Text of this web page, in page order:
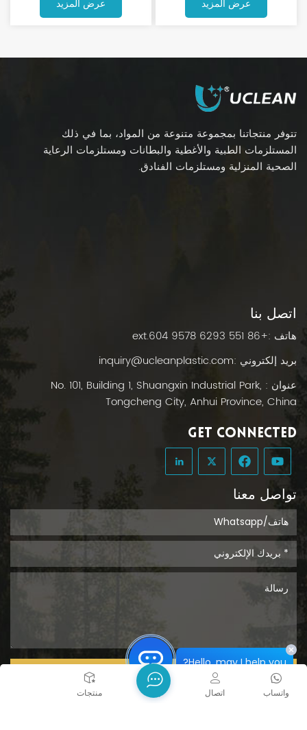
عرض المزيد عرض المزيد
تتوفر منتجاتنا بمجموعة متنوعة من المواد، بما في ذلك
المستلزمات الطبية والأغطية والبطانات ومستلزمات الرعاية
الصحية المنزلية ومستلزمات الفنادق.
اتصل بنا
هاتف :+86 551 6293 9578 ext.604
بريد إلكتروني :inquiry@ucleanplastic.com
عنوان : No. 101, Building 1, Shuangxin Industrial Park,
Tongcheng City, Anhui Province, China
GET CONNECTED
تواصل معنا
يُقدِّم
بيت منتجات واتساب اتصال
Hello, may I help you?